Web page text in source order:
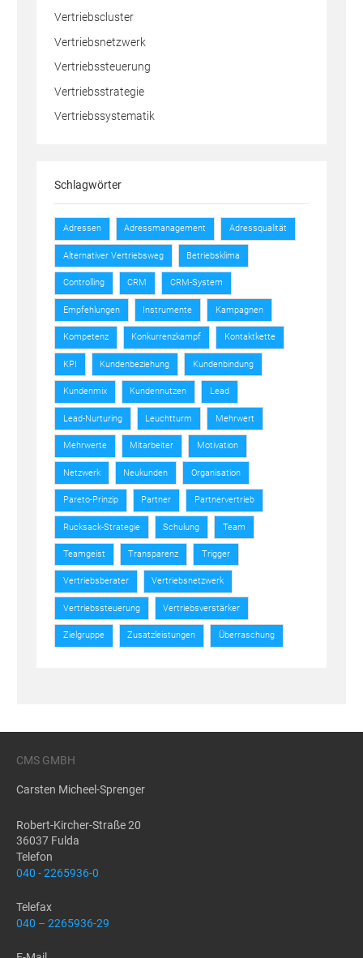
Vertriebscluster
Vertriebsnetzwerk
Vertriebssteuerung
Vertriebsstrategie
Vertriebssystematik
Schlagwörter
Adressen Adressmanagement Adressqualität
Alternativer Vertriebsweg Betriebsklima
Controlling CRM CRM-System
Empfehlungen Instrumente Kampagnen
Kompetenz Konkurrenzkampf Kontaktkette
KPI Kundenbeziehung Kundenbindung
Kundenmix Kundennutzen Lead
Lead-Nurturing Leuchtturm Mehrwert
Mehrwerte Mitarbeiter Motivation
Netzwerk Neukunden Organisation
Pareto-Prinzip Partner Partnervertrieb
Rucksack-Strategie Schulung Team
Teamgeist Transparenz Trigger
Vertriebsberater Vertriebsnetzwerk
Vertriebssteuerung Vertriebsverstärker
Zielgruppe Zusatzleistungen Überraschung
CMS GMBH
Carsten Micheel-Sprenger
Robert-Kircher-Straße 20
36037 Fulda
Telefon
040 - 2265936-0
Telefax
040 – 2265936-29